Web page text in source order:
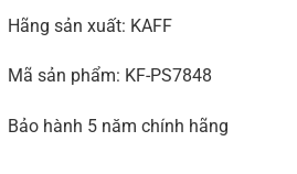
Hãng sản xuất: KAFF
Mã sản phẩm: KF-PS7848
Bảo hành 5 năm chính hãng